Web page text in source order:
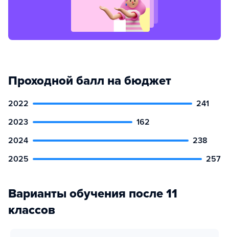
Проходной балл на бюджет
2022
241
2023
162
2024
238
2025
257
Варианты обучения после 11
классов